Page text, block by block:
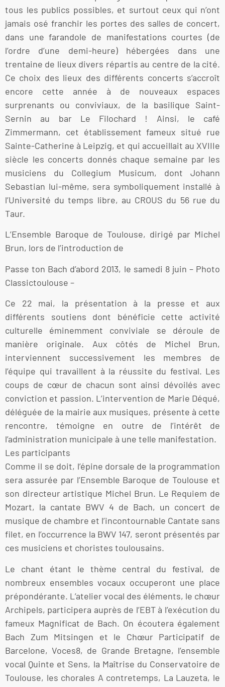
tous les publics possibles, et surtout ceux qui n’ont
jamais osé franchir les portes des salles de concert,
dans une farandole de manifestations courtes (de
l’ordre d’une demi-heure) hébergées dans une
trentaine de lieux divers répartis au centre de la cité.
Ce choix des lieux des différents concerts s’accroît
encore cette année à de nouveaux espaces
surprenants ou conviviaux, de la basilique Saint-
Sernin au bar Le Filochard ! Ainsi, le café
Zimmermann, cet établissement fameux situé rue
Sainte-Catherine à Leipzig, et qui accueillait au XVIIIe
siècle les concerts donnés chaque semaine par les
musiciens du Collegium Musicum, dont Johann
Sebastian lui-même, sera symboliquement installé à
l’Université du temps libre, au CROUS du 56 rue du
Taur.
L’Ensemble Baroque de Toulouse, dirigé par Michel
Brun, lors de l’introduction de
Passe ton Bach d’abord 2013, le samedi 8 juin – Photo
Classictoulouse –
Ce 22 mai, la présentation à la presse et aux
différents soutiens dont bénéficie cette activité
culturelle éminemment conviviale se déroule de
manière originale. Aux côtés de Michel Brun,
interviennent successivement les membres de
l’équipe qui travaillent à la réussite du festival. Les
coups de cœur de chacun sont ainsi dévoilés avec
conviction et passion. L’intervention de Marie Déqué,
déléguée de la mairie aux musiques, présente à cette
rencontre, témoigne en outre de l’intérêt de
l’administration municipale à une telle manifestation.
Les participants
Comme il se doit, l’épine dorsale de la programmation
sera assurée par l’Ensemble Baroque de Toulouse et
son directeur artistique Michel Brun. Le Requiem de
Mozart, la cantate BWV 4 de Bach, un concert de
musique de chambre et l’incontournable Cantate sans
filet, en l’occurrence la BWV 147, seront présentés par
ces musiciens et choristes toulousains.
Le chant étant le thème central du festival, de
nombreux ensembles vocaux occuperont une place
prépondérante. L’atelier vocal des éléments, le chœur
Archipels, participera auprès de l’EBT à l’exécution du
fameux Magnificat de Bach. On écoutera également
Bach Zum Mitsingen et le Chœur Participatif de
Barcelone, Voces8, de Grande Bretagne, l’ensemble
vocal Quinte et Sens, la Maîtrise du Conservatoire de
Toulouse, les chorales A contretemps, La Lauzeta, le